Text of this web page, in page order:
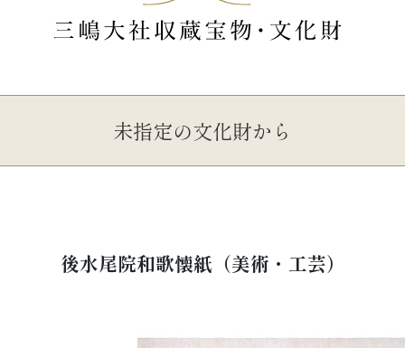
未指定の文化財から
後水尾院和歌懐紙（美術・工芸）